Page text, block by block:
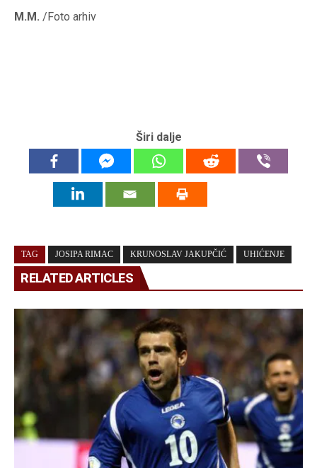
M.M. /Foto arhiv
Širi dalje
TAG JOSIPA RIMAC KRUNOSLAV JAKUPČIĆ UHIĆENJE
RELATED ARTICLES